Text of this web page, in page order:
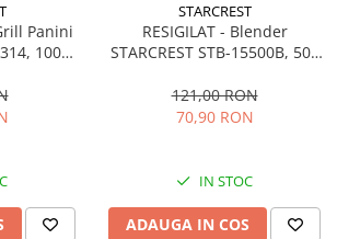
Panini
1000
Negru
STARCREST
RESIGILAT - Blender
STARCREST STB-15500B, 500
Pulse, Negru
121,00 RON
70,90 RON
IN STOC
ADAUGA IN COS